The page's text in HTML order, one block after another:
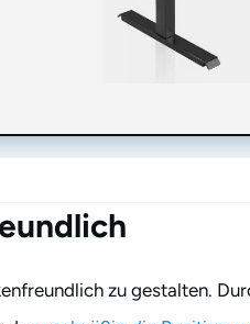
zu gestalten.